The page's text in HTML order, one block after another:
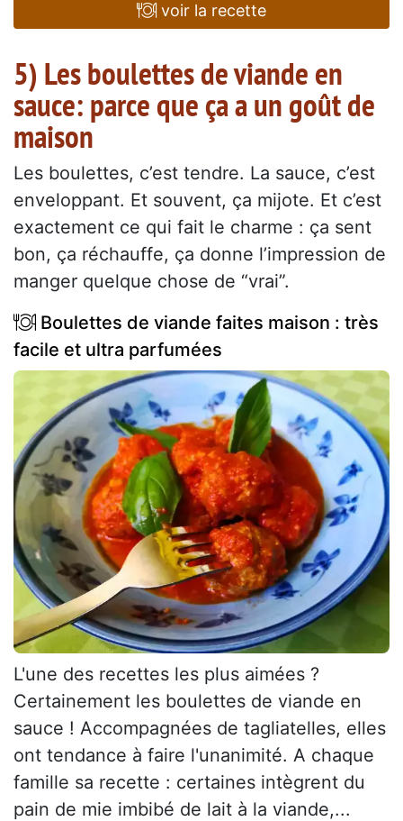
voir la recette
5) Les boulettes de viande en
sauce: parce que ça a un goût de
maison
Les boulettes, c’est tendre. La sauce, c’est
enveloppant. Et souvent, ça mijote. Et c’est
exactement ce qui fait le charme : ça sent
bon, ça réchauffe, ça donne l’impression de
manger quelque chose de “vrai”.
Boulettes de viande faites maison : très
facile et ultra parfumées
L'une des recettes les plus aimées ?
Certainement les boulettes de viande en
sauce ! Accompagnées de tagliatelles, elles
ont tendance à faire l'unanimité. A chaque
famille sa recette : certaines intègrent du
pain de mie imbibé de lait à la viande,...